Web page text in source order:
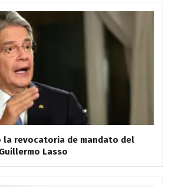
la revocatoria de mandato del
Lasso